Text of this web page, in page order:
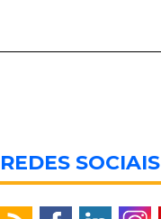
REDES SOCIAIS